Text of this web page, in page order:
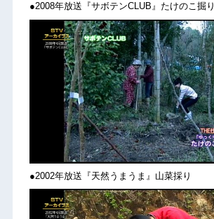
●2008年放送『サボテンCLUB』たけのこ掘り
●2002年放送『天然うまうま』山菜採り